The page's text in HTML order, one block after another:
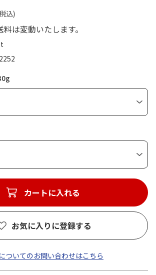
込)
は変動いたします。
カートに入れる
お気に入りに登録する
ついてのお問い合わせはこちら